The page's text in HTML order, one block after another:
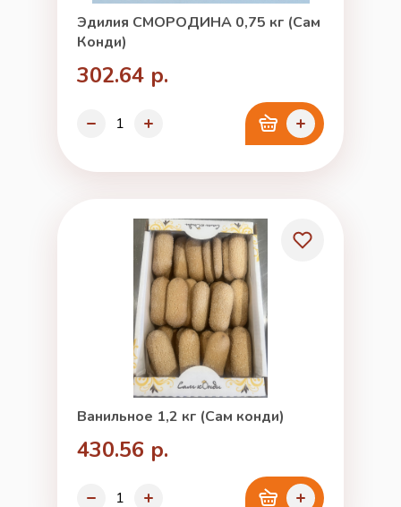
Эдилия СМОРОДИНА 0,75 кг (Сам
Конди)
302.64 р.
Ванильное 1,2 кг (Сам конди)
430.56 р.